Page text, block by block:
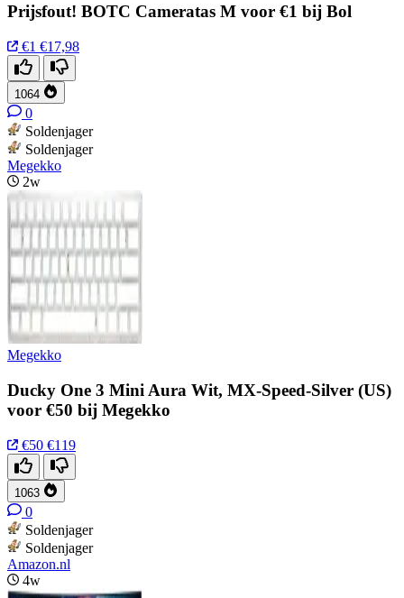
Prijsfout! BOTC Cameratas M voor €1 bij Bol
€1 €17,98
1064
0
Soldenjager
Soldenjager
Megekko
2w
Megekko
Ducky One 3 Mini Aura Wit, MX-Speed-Silver (US)
voor €50 bij Megekko
€50 €119
1063
0
Soldenjager
Soldenjager
Amazon.nl
4w